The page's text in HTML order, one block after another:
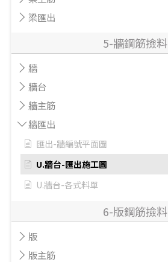
梁匯出
5-牆鋼筋撿料
牆
牆台
牆主筋
牆匯出
匯出-牆編號平面圖
U.牆台-匯出施工圖
U.牆台-各式料單
6-版鋼筋撿料
版
版主筋